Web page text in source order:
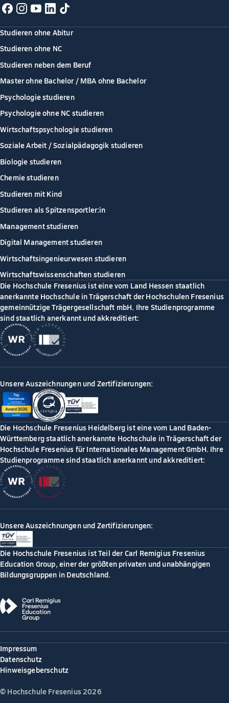
Studieren ohne Abitur
Studieren ohne NC
Studieren neben dem Beruf
Master ohne Bachelor / MBA ohne Bachelor
Psychologie studieren
Psychologie ohne NC studieren
Wirtschaftspsychologie studieren
Soziale Arbeit / Sozialpädagogik studieren
Biologie studieren
Chemie studieren
Studieren mit Kind
Studieren als Spitzensportler:in
Management studieren
Digital Management studieren
Wirtschaftsingenieurwesen studieren
Wirtschaftswissenschaften studieren
Die Hochschule Fresenius ist eine vom Land Hessen staatlich
anerkannte Hochschule in Trägerschaft der Hochschulen Fresenius
gemeinnützige Trägergesellschaft mbH. Ihre Studienprogramme
sind staatlich anerkannt und akkreditiert:
Unsere Auszeichnungen und Zertifizierungen:
Die Hochschule Fresenius Heidelberg ist eine vom Land Baden-
Württemberg staatlich anerkannte Hochschule in Trägerschaft der
Hochschule Fresenius für Internationales Management GmbH. Ihre
Studienprogramme sind staatlich anerkannt und akkreditiert:
Unsere Auszeichnungen und Zertifizierungen:
Die Hochschule Fresenius ist Teil der Carl Remigius Fresenius
Education Group, einer der größten privaten und unabhängigen
Bildungsgruppen in Deutschland.
Impressum
Datenschutz
Hinweisgeberschutz
© Hochschule Fresenius 2026